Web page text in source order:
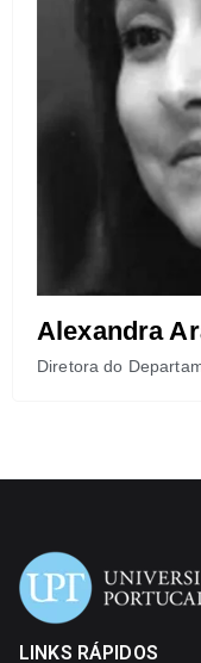
Alexandra
Diretora do
LINKS RÁPIDOS